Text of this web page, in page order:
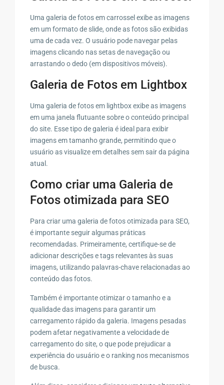
Uma galeria de fotos em carrossel exibe as imagens
em um formato de slide, onde as fotos são exibidas
uma de cada vez. O usuário pode navegar pelas
imagens clicando nas setas de navegação ou
arrastando o dedo (em dispositivos móveis).
Galeria de Fotos em Lightbox
Uma galeria de fotos em lightbox exibe as imagens
em uma janela flutuante sobre o conteúdo principal
do site. Esse tipo de galeria é ideal para exibir
imagens em tamanho grande, permitindo que o
usuário as visualize em detalhes sem sair da página
atual.
Como criar uma Galeria de
Fotos otimizada para SEO
Para criar uma galeria de fotos otimizada para SEO,
é importante seguir algumas práticas
recomendadas. Primeiramente, certifique-se de
adicionar descrições e tags relevantes às suas
imagens, utilizando palavras-chave relacionadas ao
conteúdo das fotos.
Também é importante otimizar o tamanho e a
qualidade das imagens para garantir um
carregamento rápido da galeria. Imagens pesadas
podem afetar negativamente a velocidade de
carregamento do site, o que pode prejudicar a
experiência do usuário e o ranking nos mecanismos
de busca.